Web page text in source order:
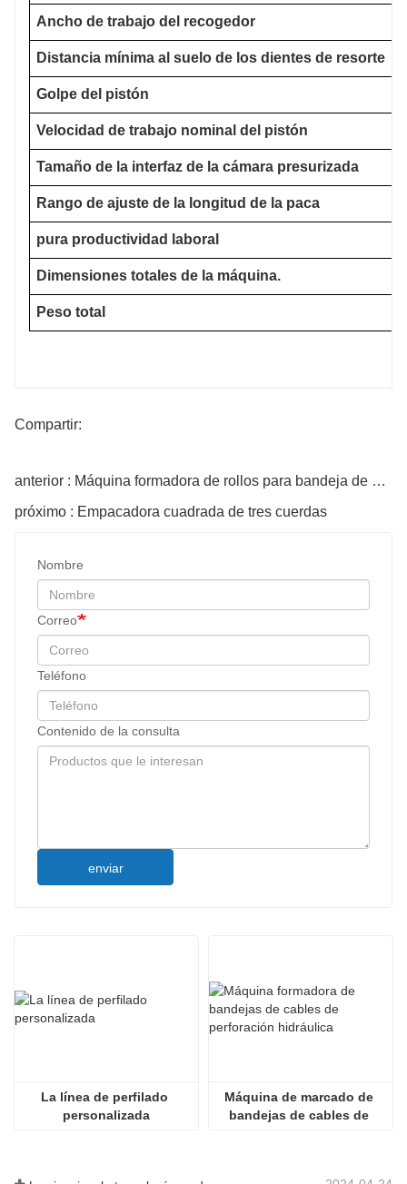
Ancho de trabajo del recogedor
Distancia mínima al suelo de los dientes de resorte
Golpe del pistón
Velocidad de trabajo nominal del pistón
Tamaño de la interfaz de la cámara presurizada
Rango de ajuste de la longitud de la paca
pura productividad laboral
Dimensiones totales de la máquina.
Peso total
Compartir:
anterior : Máquina formadora de rollos para bandeja de cables
próximo : Empacadora cuadrada de tres cuerdas
Nombre
Correo
Teléfono
Contenido de la consulta
enviar
La línea de perfilado
personalizada
Máquina de marcado de
bandejas de cables de